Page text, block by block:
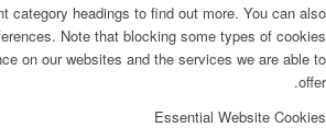
category headings to find out more. You can also
Note that blocking some types of cookies
on our websites and the services we are able to
offer.
Essential Website Cookies